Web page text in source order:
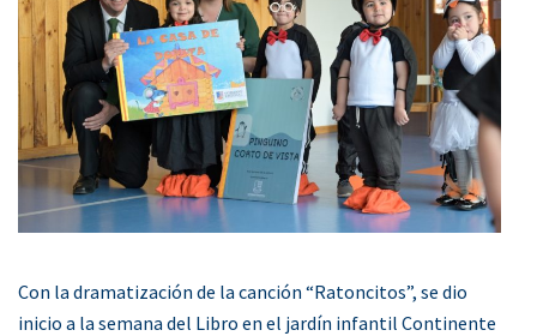
Con la dramatización de la canción “Ratoncitos”, se dio
inicio a la semana del Libro en el jardín infantil Continente